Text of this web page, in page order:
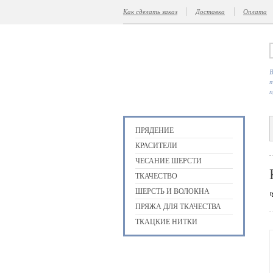
Как сделать заказ Доставка Оплата
ПРЯДЕНИЕ
КРАСИТЕЛИ
ЧЕСАНИЕ ШЕРСТИ
ТКАЧЕСТВО
ШЕРСТЬ И ВОЛОКНА
ПРЯЖА ДЛЯ ТКАЧЕСТВА
ТКАЦКИЕ НИТКИ